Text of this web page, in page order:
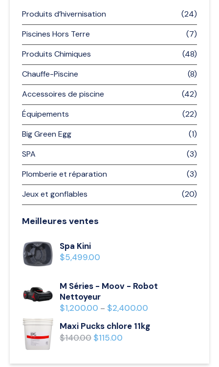
Produits d’hivernisation
(24)
Piscines Hors Terre
(7)
Produits Chimiques
(48)
Chauffe-Piscine
(8)
Accessoires de piscine
(42)
Équipements
(22)
Big Green Egg
(1)
SPA
(3)
Plomberie et réparation
(3)
Jeux et gonflables
(20)
Meilleures ventes
Spa Kini
$5,499.00
M Séries - Moov - Robot
Nettoyeur
$1,200.00 – $2,400.00
Maxi Pucks chlore 11kg
$140.00 $115.00